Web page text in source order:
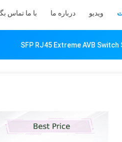
ویدیو درباره ما با ما تماس
SFP RJ45 Extreme AVB Switch